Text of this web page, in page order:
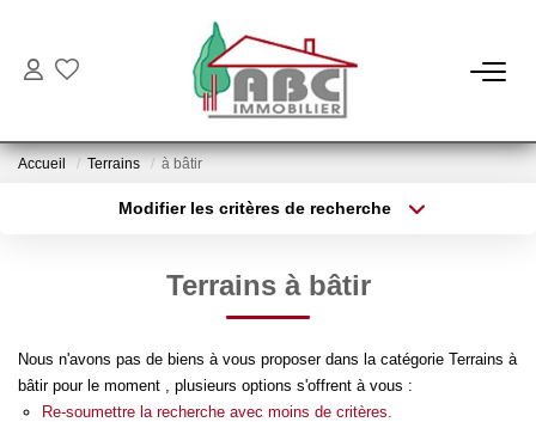
NOS BIENS
Locations
NOS SERVICES
Estimation
Gestion
Accueil Terrains à bâtir
Modifier les critères de recherche
Budget max Plus de critères
Terrains à bâtir
Nous n'avons pas de biens à vous proposer dans la catégorie Terrains à
bâtir pour le moment , plusieurs options s'offrent à vous :
Re-soumettre la recherche avec moins de critères.